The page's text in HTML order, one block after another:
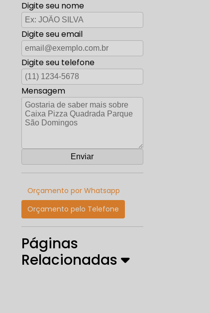
Digite seu nome
Digite seu email
Digite seu telefone
Mensagem
Orçamento por Whatsapp
Orçamento pelo Telefone
Páginas
Relacionadas